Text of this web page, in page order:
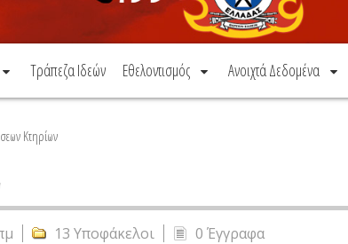
Τράπεζα Ιδεών Εθελοντισμός Ανοιχτά Δεδομένα
Κτηρίων
13 Υποφάκελοι 0 Έγγραφα